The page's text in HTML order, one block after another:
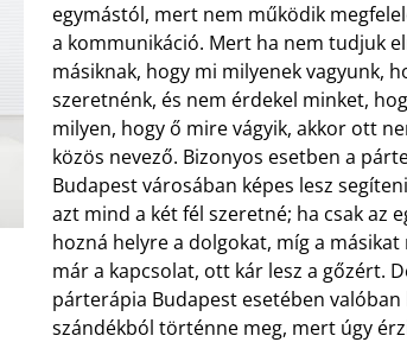
egymástól, mert nem működik
a kommunikáció. Mert ha nem tudjuk
másiknak, hogy mi milyenek vagyunk,
szeretnénk, és nem érdekel minket,
milyen, hogy ő mire vágyik, akkor ott
közös nevező. Bizonyos esetben a
Budapest városában képes lesz
azt mind a két fél szeretné; ha csak az
hozná helyre a dolgokat, míg a másikat
már a kapcsolat, ott kár lesz a gőzért.
párterápia Budapest esetében valóban
szándékból történne meg, mert úgy